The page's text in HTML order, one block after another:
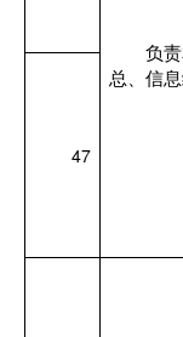
负
总、信
47